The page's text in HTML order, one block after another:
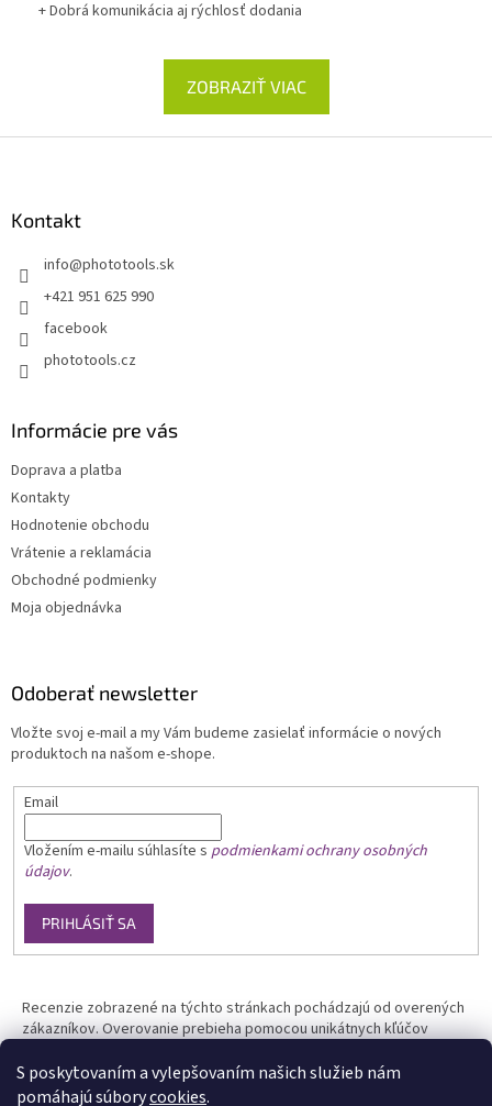
S poskytovaním a vylepšovaním našich služieb nám
pomáhajú súborycookies.
+ Dobrá komunikácia aj rýchlosť dodania
ZOBRAZIŤ VIAC
Kontakt
info@phototools.sk
+421 951 625 990
facebook
phototools.cz
Informácie pre vás
Doprava a platba
Kontakty
Hodnotenie obchodu
Vrátenie a reklamácia
Obchodné podmienky
Moja objednávka
Odoberať newsletter
Vložte svoj e-mail a my Vám budeme zasielať informácie o nových
produktoch na našom e-shope.
Email
Vložením e-mailu súhlasíte s podmienkami ochrany osobných
údajov.
PRIHLÁSIŤ SA
Recenzie zobrazené na týchto stránkach pochádzajú od overených
zákazníkov. Overovanie prebieha pomocou unikátnych kľúčov